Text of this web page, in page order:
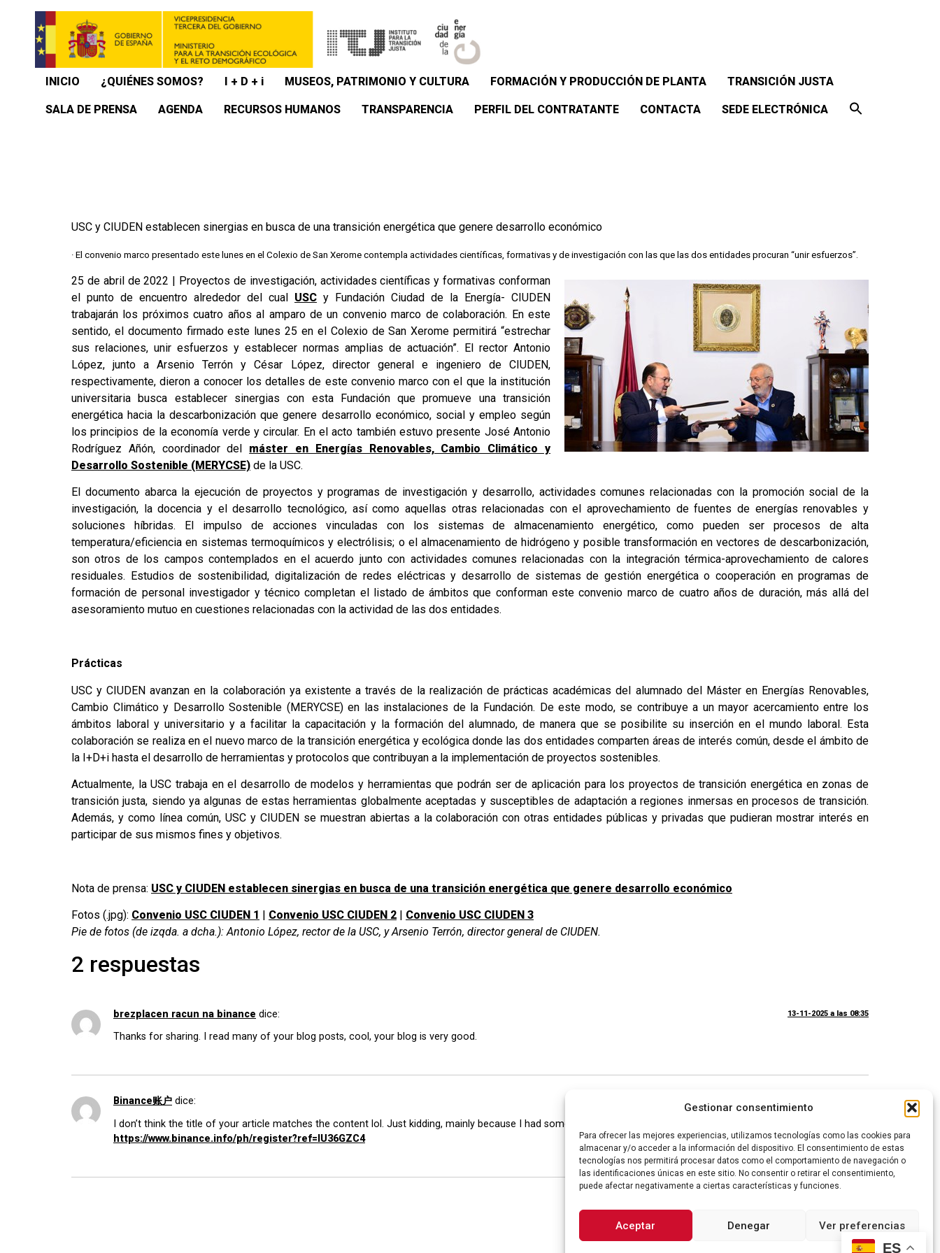
Gestionar consentimiento
Para ofrecer las mejores experiencias, utilizamos tecnologías como las cookies para
almacenar y/o acceder a la información del dispositivo. El consentimiento de estas
tecnologías nos permitirá procesar datos como el comportamiento de navegación o
las identificaciones únicas en este sitio. No consentir o retirar el consentimiento,
puede afectar negativamente a ciertas características y funciones.
Aceptar Denegar Ver preferencias
INICIO ¿QUIÉNES SOMOS? I + D + i MUSEOS, PATRIMONIO Y CULTURA FORMACIÓN Y PRODUCCIÓN DE PLANTA TRANSICIÓN JUSTA
SALA DE PRENSA AGENDA RECURSOS HUMANOS TRANSPARENCIA PERFIL DEL CONTRATANTE CONTACTA SEDE ELECTRÓNICA
USC y CIUDEN establecen sinergias en busca de una transición energética que genere desarrollo económico
· El convenio marco presentado este lunes en el Colexio de San Xerome contempla actividades científicas, formativas y de investigación con las que las dos entidades procuran “unir esfuerzos”.
25 de abril de 2022 | Proyectos de investigación, actividades científicas y formativas conforman
el punto de encuentro alrededor del cual USC y Fundación Ciudad de la Energía- CIUDEN
trabajarán los próximos cuatro años al amparo de un convenio marco de colaboración. En este
sentido, el documento firmado este lunes 25 en el Colexio de San Xerome permitirá “estrechar
sus relaciones, unir esfuerzos y establecer normas amplias de actuación”. El rector Antonio
López, junto a Arsenio Terrón y César López, director general e ingeniero de CIUDEN,
respectivamente, dieron a conocer los detalles de este convenio marco con el que la institución
universitaria busca establecer sinergias con esta Fundación que promueve una transición
energética hacia la descarbonización que genere desarrollo económico, social y empleo según
los principios de la economía verde y circular. En el acto también estuvo presente José Antonio
Rodríguez Añón, coordinador del máster en Energías Renovables, Cambio Climático y
Desarrollo Sostenible (MERYCSE) de la USC.
El documento abarca la ejecución de proyectos y programas de investigación y desarrollo, actividades comunes relacionadas con la promoción social de la
investigación, la docencia y el desarrollo tecnológico, así como aquellas otras relacionadas con el aprovechamiento de fuentes de energías renovables y
soluciones híbridas. El impulso de acciones vinculadas con los sistemas de almacenamiento energético, como pueden ser procesos de alta
temperatura/eficiencia en sistemas termoquímicos y electrólisis; o el almacenamiento de hidrógeno y posible transformación en vectores de descarbonización,
son otros de los campos contemplados en el acuerdo junto con actividades comunes relacionadas con la integración térmica-aprovechamiento de calores
residuales. Estudios de sostenibilidad, digitalización de redes eléctricas y desarrollo de sistemas de gestión energética o cooperación en programas de
formación de personal investigador y técnico completan el listado de ámbitos que conforman este convenio marco de cuatro años de duración, más allá del
asesoramiento mutuo en cuestiones relacionadas con la actividad de las dos entidades.
Prácticas
USC y CIUDEN avanzan en la colaboración ya existente a través de la realización de prácticas académicas del alumnado del Máster en Energías Renovables,
Cambio Climático y Desarrollo Sostenible (MERYCSE) en las instalaciones de la Fundación. De este modo, se contribuye a un mayor acercamiento entre los
ámbitos laboral y universitario y a facilitar la capacitación y la formación del alumnado, de manera que se posibilite su inserción en el mundo laboral. Esta
colaboración se realiza en el nuevo marco de la transición energética y ecológica donde las dos entidades comparten áreas de interés común, desde el ámbito de
la I+D+i hasta el desarrollo de herramientas y protocolos que contribuyan a la implementación de proyectos sostenibles.
Actualmente, la USC trabaja en el desarrollo de modelos y herramientas que podrán ser de aplicación para los proyectos de transición energética en zonas de
transición justa, siendo ya algunas de estas herramientas globalmente aceptadas y susceptibles de adaptación a regiones inmersas en procesos de transición.
Además, y como línea común, USC y CIUDEN se muestran abiertas a la colaboración con otras entidades públicas y privadas que pudieran mostrar interés en
participar de sus mismos fines y objetivos.
Nota de prensa: USC y CIUDEN establecen sinergias en busca de una transición energética que genere desarrollo económico
Fotos (.jpg): Convenio USC CIUDEN 1 | Convenio USC CIUDEN 2 | Convenio USC CIUDEN 3
Pie de fotos (de izqda. a dcha.): Antonio López, rector de la USC, y Arsenio Terrón, director general de CIUDEN.
2 respuestas
brezplacen racun na binance dice: 13-11-2025 a las 08:35
Thanks for sharing. I read many of your blog posts, cool, your blog is very good.
Binance账户 dice:
I don’t think the title of your article matches the content lol. Just kidding, mainly because I had some doubts after reading the article.
https://www.binance.info/ph/register?ref=IU36GZC4
ES